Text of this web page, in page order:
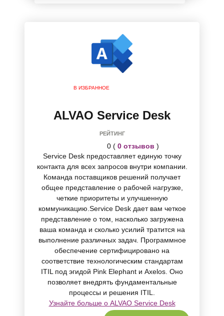
В ИЗБРАННОЕ
ALVAO Service Desk
РЕЙТИНГ
0 ( 0 отзывов )
Service Desk предоставляет единую точку
контакта для всех запросов внутри компании.
Команда поставщиков решений получает
общее представление о рабочей нагрузке,
четкие приоритеты и улучшенную
коммуникацию.Service Desk дает вам четкое
представление о том, насколько загружена
ваша команда и сколько усилий тратится на
выполнение различных задач. Программное
обеспечение сертифицировано на
соответствие технологическим стандартам
ITIL под эгидой Pink Elephant и Axelos. Оно
позволяет внедрять фундаментальные
процессы и решения ITIL.
Узнайте больше о ALVAO Service Desk